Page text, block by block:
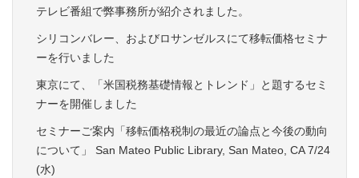
テレビ番組で弊事務所が紹介されました。
シリコンバレー、およびロサンゼルスにて移転価格セミナ
ーを行いました
東京にて、「米国税務基礎情報とトレンド」と題するセミ
ナーを開催しました
セミナーご案内「移転価格税制の最近の論点と今後の動向
について」 San Mateo Public Library, San Mateo, CA 7/24
(水)